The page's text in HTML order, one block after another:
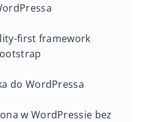
first framework
do WordPressa
w WordPressie bez